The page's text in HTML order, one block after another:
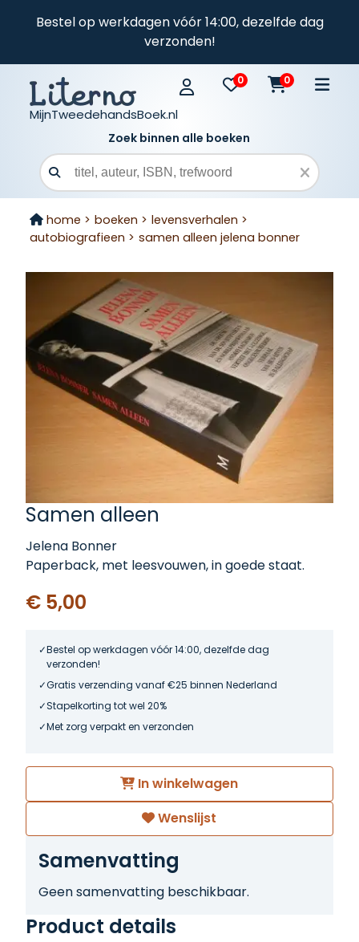
Bestel op werkdagen vóór 14:00, dezelfde dag
verzonden!
MijnTweedehandsBoek.nl
0 0
Zoek binnen alle boeken
Zoekveld
home > boeken > levensverhalen >
autobiografieen > samen alleen jelena bonner
Samen alleen
Jelena Bonner
Paperback, met leesvouwen, in goede staat.
€ 5,00
Bestel op werkdagen vóór 14:00, dezelfde dag
verzonden!
Gratis verzending vanaf €25 binnen Nederland
Stapelkorting tot wel 20%
Met zorg verpakt en verzonden
In winkelwagen
Wenslijst
Samenvatting
Geen samenvatting beschikbaar.
Product details